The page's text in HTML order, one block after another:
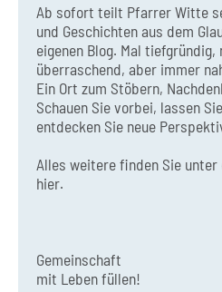
Ab sofort teilt Pfarrer Witte
und Geschichten aus dem
eigenen Blog. Mal
überraschend, aber immer
Ein Ort zum Stöbern,
Schauen Sie vorbei, lassen
entdecken Sie neue
Alles weitere finden Sie unter
hier.
Gemeinschaft
mit Leben füllen!